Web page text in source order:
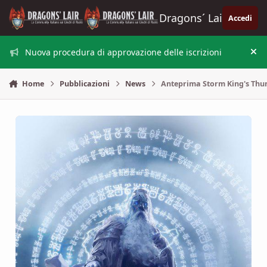
Vai al contenuto
Dragons´ Lair Accedi
Nuova procedura di approvazione delle iscrizioni
Home Pubblicazioni News Anteprima Storm King's